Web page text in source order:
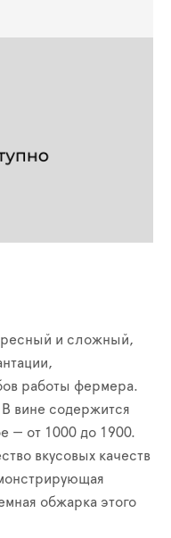
и сложный,
работы фермера.
В вине содержится
— от 1000 до 1900.
вкусовых качеств
обжарка этого